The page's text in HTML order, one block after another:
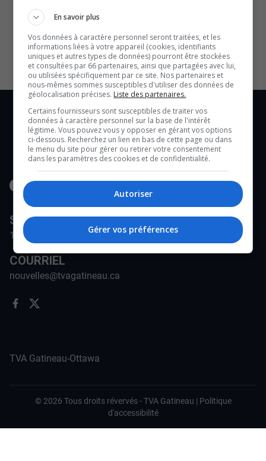
SOUTENIR NOS MÉDIAS, C’EST PROTÉGER NOTRE
CULTURE ET NOTRE ÉCONOMIE
STATION
171-A Rue Jean-Proulx, Gatineau, QC J8Z 1W5
COURRIEL
nouvelles@tvagatineau.ca
TVA Gatineau-Ottawa
© 2026 Tous droits révervés -TVA Gatineau | Politique
d'accessibilité
En savoir plus
Vos données à caractère personnel seront traitées, et les
informations liées à votre appareil (cookies, identifiants
uniques et autres types de données) pourront être stockées
et consultées par 66 partenaires, ainsi que partagées avec lui,
ou utilisées spécifiquement par ce site. Nos partenaires et
nous-mêmes sommes susceptibles d'utiliser des données de
géolocalisation précises. Liste des partenaires.
Certains fournisseurs sont susceptibles de traiter vos
données à caractère personnel sur la base de l'intérêt
légitime. Vous pouvez vous y opposer en gérant vos options
ci-dessous. Recherchez un lien en bas de cette page ou dans
le menu du site pour gérer ou retirer votre consentement
dans les paramètres des cookies et de confidentialité.
Autoriser
Gérer vos préférences